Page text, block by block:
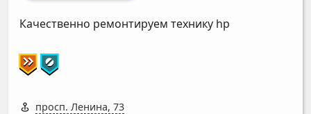
Качественно ремонтируем технику hp
просп. Ленина, 73